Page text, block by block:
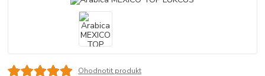
Ohodnotit produkt